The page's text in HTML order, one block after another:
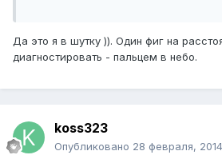
Да это я в шутку )). Один фиг на
диагностировать - пальцем в небо.
koss323
Опубликовано 28 февраля, 2014